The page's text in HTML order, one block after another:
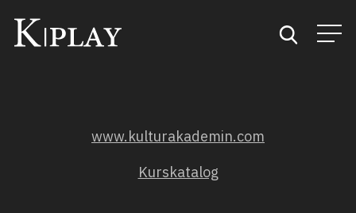
Kategorier
www.kulturakademin.com
Kurskatalog